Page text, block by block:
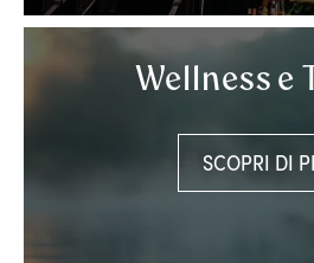
Wellness e
SCOPRI DI